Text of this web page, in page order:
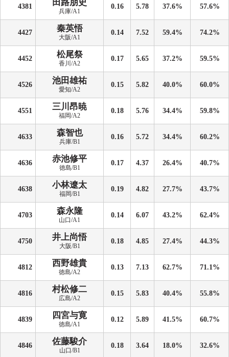
4381 田路朋史
兵庫/A1
0.16 5.78 37.6% 57.6%
4427 秦英悟
大阪/A1
0.14 7.52 59.4% 74.2%
4452 松尾祭
香川/A2
0.17 5.65 37.2% 59.5%
4526 池田雄祐
愛知/A2
0.15 5.82 40.0% 60.0%
4551 三川昂暁
福岡/A2
0.18 5.76 34.4% 59.8%
4633 森智也
兵庫/B1
0.16 5.72 34.4% 60.2%
4636 赤池修平
徳島/B1
0.17 4.37 26.4% 40.7%
4638 小林遼太
福岡/B1
0.19 4.82 27.7% 43.7%
4703 森永隆
山口/A1
0.14 6.07 43.2% 62.4%
4750 井上尚悟
大阪/B1
0.18 4.85 27.4% 44.3%
4812 西野雄貴
徳島/A2
0.13 7.13 62.7% 71.1%
4816 村松修二
広島/A2
0.15 5.83 40.4% 55.8%
4839 四宮与寛
徳島/A1
0.12 5.89 41.5% 60.7%
4846 佐藤駿介
山口/B1
0.18 3.64 18.0% 32.6%